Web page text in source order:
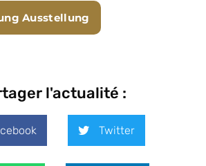
Ausstellung
l'actualité :
Twitter